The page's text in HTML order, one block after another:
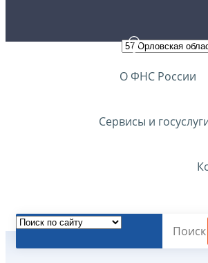
О ФНС России
Сервисы и